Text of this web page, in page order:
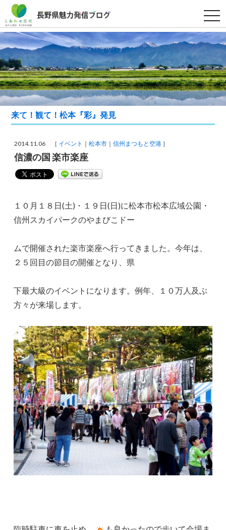
t
o
g
l
n
a
v
i
g
a
t
n
来て！観て！松本『彩』発見
2014.11.06 ［ イベント 松本市 信州まつもと空港 ］
信濃の国 楽市楽座
１０月１８日(土)・１９日(日)に松本市松本広域公園・
信州スカイパークのやまびこドー
ムで開催された楽市楽座へ行ってきました。今年は、
２５回目の節目の開催となり、県
下最大級のイベントになります。例年、１０万人及ぶ
方々が来場します。